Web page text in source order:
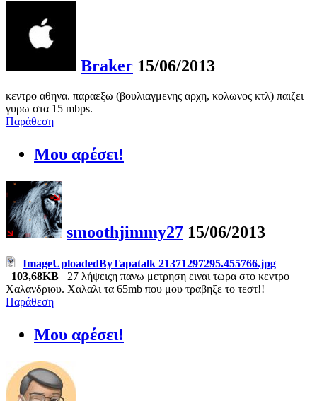
Braker 15/06/2013
κεντρο αθηνα. παραεξω (βουλιαγμενης αρχη, κολωνος κτλ) παιζει
γυρω στα 15 mbps.
Παράθεση
Μου αρέσει!
smoothjimmy27 15/06/2013
ImageUploadedByTapatalk 21371297295.455766.jpg
103,68KB
27 λήψειςη πανω μετρηση ειναι τωρα στο κεντρο
Χαλανδριου. Χαλαλι τα 65mb που μου τραβηξε το τεστ!!
Παράθεση
Μου αρέσει!